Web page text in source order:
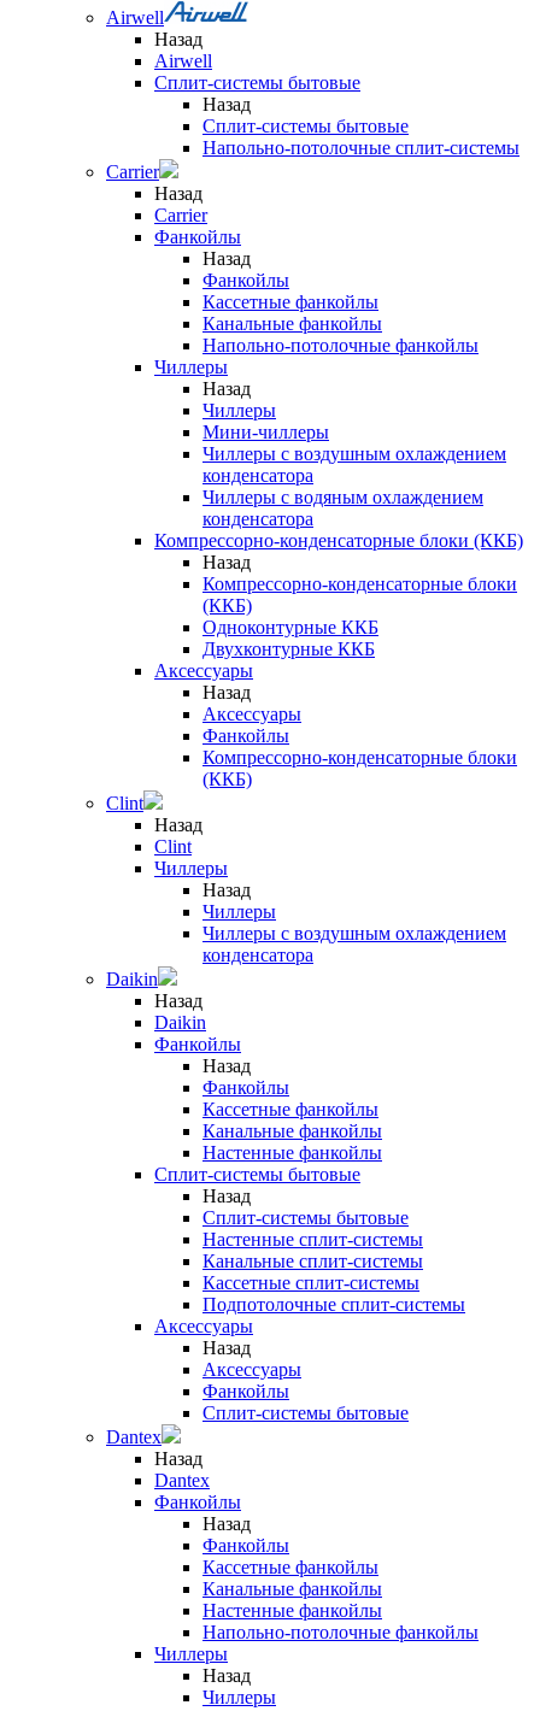
Airwell
Назад
Airwell
Сплит-системы бытовые
Назад
Сплит-системы бытовые
Напольно-потолочные сплит-системы
Carrier
Назад
Carrier
Фанкойлы
Назад
Фанкойлы
Кассетные фанкойлы
Канальные фанкойлы
Напольно-потолочные фанкойлы
Чиллеры
Назад
Чиллеры
Мини-чиллеры
Чиллеры с воздушным охлаждением
конденсатора
Чиллеры с водяным охлаждением
конденсатора
Компрессорно-конденсаторные блоки (ККБ)
Назад
Компрессорно-конденсаторные блоки
(ККБ)
Одноконтурные ККБ
Двухконтурные ККБ
Аксессуары
Назад
Аксессуары
Фанкойлы
Компрессорно-конденсаторные блоки
(ККБ)
Clint
Назад
Clint
Чиллеры
Назад
Чиллеры
Чиллеры с воздушным охлаждением
конденсатора
Daikin
Назад
Daikin
Фанкойлы
Назад
Фанкойлы
Кассетные фанкойлы
Канальные фанкойлы
Настенные фанкойлы
Сплит-системы бытовые
Назад
Сплит-системы бытовые
Настенные сплит-системы
Канальные сплит-системы
Кассетные сплит-системы
Подпотолочные сплит-системы
Аксессуары
Назад
Аксессуары
Фанкойлы
Сплит-системы бытовые
Dantex
Назад
Dantex
Фанкойлы
Назад
Фанкойлы
Кассетные фанкойлы
Канальные фанкойлы
Настенные фанкойлы
Напольно-потолочные фанкойлы
Чиллеры
Назад
Чиллеры